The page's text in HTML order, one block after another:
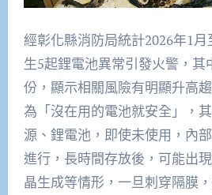
經彰化縣消防局統計2026年1
生5起鋰電池異常引發火警，其
份，顯示相關風險有明顯升高
為「沒在用的電池就安全」，
源、鋰電池，即使未使用，內
進行，長時間存放後，可能出
晶生成等情形，一旦刺穿隔膜